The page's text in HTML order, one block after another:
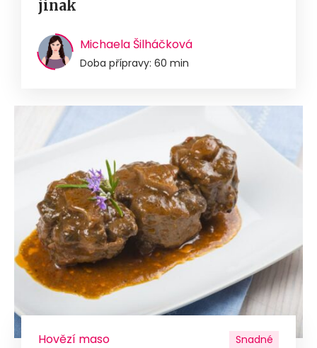
jinak
Michaela Šilháčková
Doba přípravy: 60 min
Hovězí maso Snadné